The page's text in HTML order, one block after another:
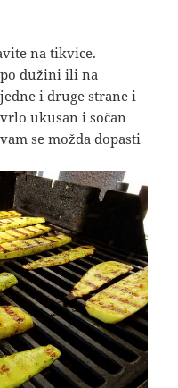
na tikvice.
dužini ili na
i druge strane i
ukusan i sočan
se možda dopasti